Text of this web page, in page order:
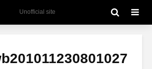
Unofficial site